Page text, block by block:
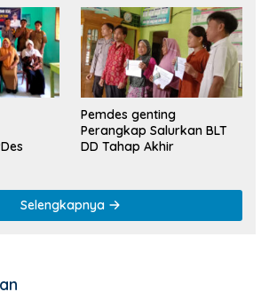
Pemdes genting
Perangkap Salurkan BLT
DD Tahap Akhir
Selengkapnya